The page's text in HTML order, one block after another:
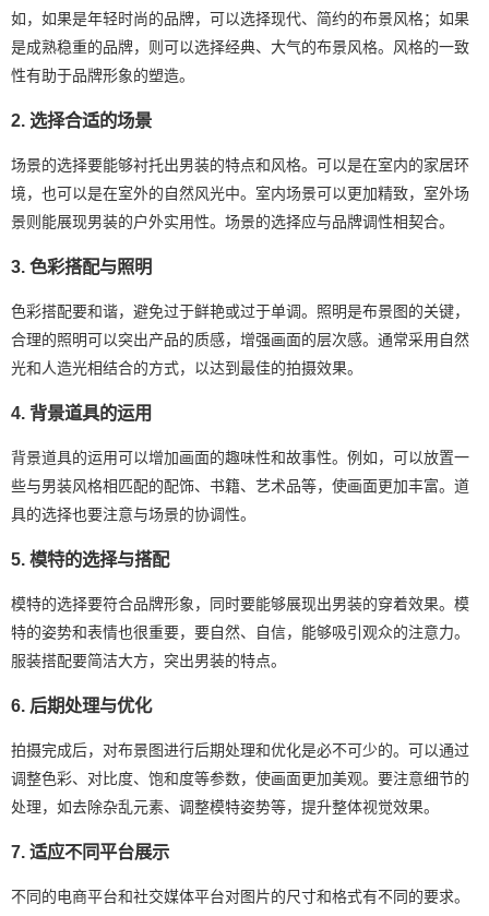
如，如果是年轻时尚的品牌，可以选择现代、简约的布景风格；如果
是成熟稳重的品牌，则可以选择经典、大气的布景风格。风格的一致
性有助于品牌形象的塑造。
2. 选择合适的场景
场景的选择要能够衬托出男装的特点和风格。可以是在室内的家居环
境，也可以是在室外的自然风光中。室内场景可以更加精致，室外场
景则能展现男装的户外实用性。场景的选择应与品牌调性相契合。
3. 色彩搭配与照明
色彩搭配要和谐，避免过于鲜艳或过于单调。照明是布景图的关键，
合理的照明可以突出产品的质感，增强画面的层次感。通常采用自然
光和人造光相结合的方式，以达到最佳的拍摄效果。
4. 背景道具的运用
背景道具的运用可以增加画面的趣味性和故事性。例如，可以放置一
些与男装风格相匹配的配饰、书籍、艺术品等，使画面更加丰富。道
具的选择也要注意与场景的协调性。
5. 模特的选择与搭配
模特的选择要符合品牌形象，同时要能够展现出男装的穿着效果。模
特的姿势和表情也很重要，要自然、自信，能够吸引观众的注意力。
服装搭配要简洁大方，突出男装的特点。
6. 后期处理与优化
拍摄完成后，对布景图进行后期处理和优化是必不可少的。可以通过
调整色彩、对比度、饱和度等参数，使画面更加美观。要注意细节的
处理，如去除杂乱元素、调整模特姿势等，提升整体视觉效果。
7. 适应不同平台展示
不同的电商平台和社交媒体平台对图片的尺寸和格式有不同的要求。